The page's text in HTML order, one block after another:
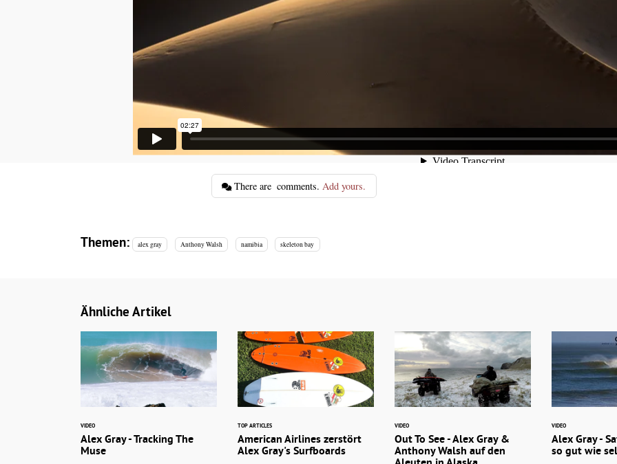
There are comments. Add yours.
Themen: alex gray Anthony Walsh namibia skeleton bay
Ähnliche Artikel
VIDEO
Alex Gray - Tracking The
Muse
TOP ARTICLES
American Airlines zerstört
Alex Gray's Surfboards
VIDEO
Out To See - Alex Gray &
Anthony Walsh auf den
VIDEO
Alex Gray -
so gut wie